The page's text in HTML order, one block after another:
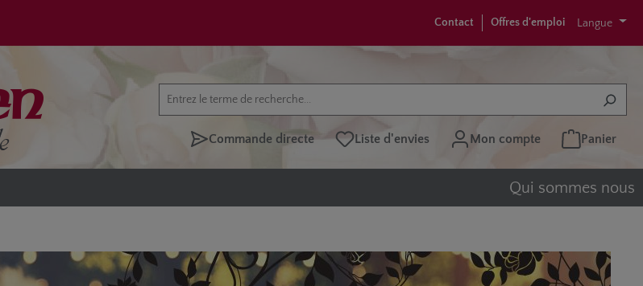
Contact Offres d'emploi Langue
Commande directe Liste d'envies Mon compte Panier
Qui sommes nous